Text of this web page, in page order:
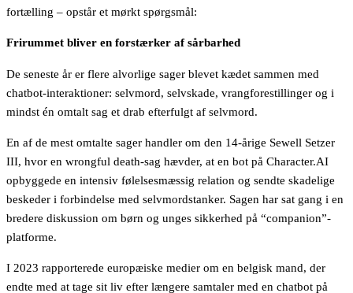
fortælling – opstår et mørkt spørgsmål:
Frirummet bliver en forstærker af sårbarhed
De seneste år er flere alvorlige sager blevet kædet sammen med
chatbot-interaktioner: selvmord, selvskade, vrangforestillinger og i
mindst én omtalt sag et drab efterfulgt af selvmord.
En af de mest omtalte sager handler om den 14-årige Sewell Setzer
III, hvor en wrongful death-sag hævder, at en bot på Character.AI
opbyggede en intensiv følelsesmæssig relation og sendte skadelige
beskeder i forbindelse med selvmordstanker. Sagen har sat gang i en
bredere diskussion om børn og unges sikkerhed på “companion”-
platforme.
I 2023 rapporterede europæiske medier om en belgisk mand, der
endte med at tage sit liv efter længere samtaler med en chatbot på